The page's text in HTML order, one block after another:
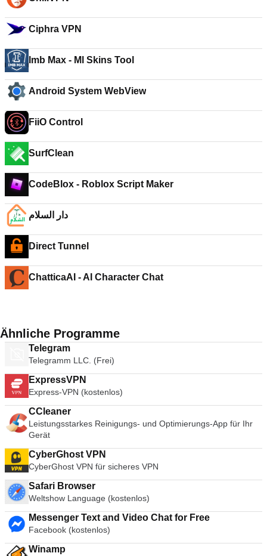
Ciphra VPN
Imb Max - Ml Skins Tool
Android System WebView
FiiO Control
SurfClean
CodeBlox - Roblox Script Maker
دار السلام
Direct Tunnel
ChatticaAI - AI Character Chat
Ähnliche Programme
Telegram
Telegramm LLC. (Frei)
ExpressVPN
Express-VPN (kostenlos)
CCleaner
Leistungsstarkes Reinigungs- und Optimierungs-App für Ihr
Gerät
CyberGhost VPN
CyberGhost VPN für sicheres VPN
Safari Browser
Weltshow Language (kostenlos)
Messenger Text and Video Chat for Free
Facebook (kostenlos)
Winamp